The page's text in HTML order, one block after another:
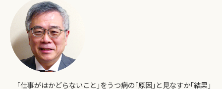
｢仕事がはかどらないこと｣をうつ病の｢原因｣と見なすか｢結果｣